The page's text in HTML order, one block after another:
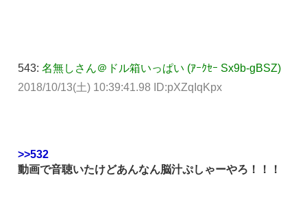
543: 名無しさん＠ドル箱いっぱい (ｱｰｸｾｰ Sx9b-gBSZ)
2018/10/13(土) 10:39:41.98 ID:pXZqIqKpx
>>532
動画で音聴いたけどあんなん脳汁ぷしゃーやろ！！！